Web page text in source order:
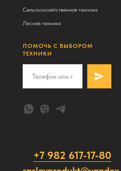
Сельскохозяйственная техника
Лесная техника
ПОМОЧЬ С ВЫБОРОМ
ТЕХНИКИ
+7 982 617-17-80